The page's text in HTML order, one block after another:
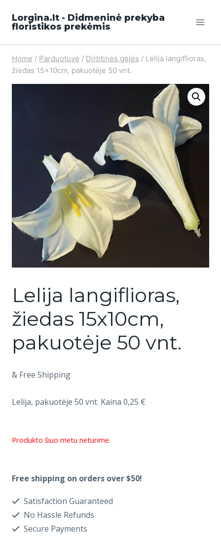
Lorgina.lt - Didmeninė prekyba
floristikos prekėmis
Home / Parduotuvė / Dirbtinės gėlės / Lelija langiflioras,
žiedas 15x10cm, pakuotėje 50 vnt.
Lelija langiflioras,
žiedas 15x10cm,
pakuotėje 50 vnt.
& Free Shipping
Lelija, pakuotėje 50 vnt. Kaina 0,25 €
Produkto šiuo metu neturime.
Free shipping on orders over $50!
Satisfaction Guaranteed
No Hassle Refunds
Secure Payments